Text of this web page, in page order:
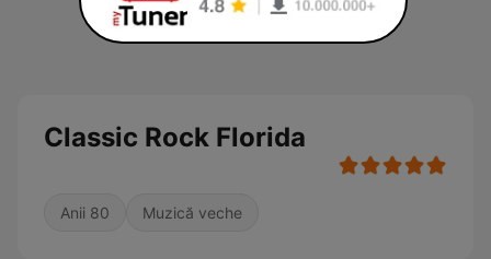
Classic Rock Florida
Anii 80 Muzică veche